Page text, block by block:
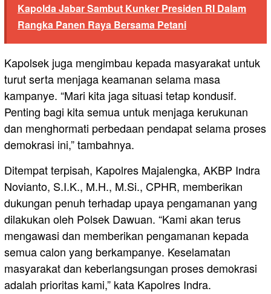
Kapolda Jabar Sambut Kunker Presiden RI Dalam
Rangka Panen Raya Bersama Petani
Kapolsek juga mengimbau kepada masyarakat untuk
turut serta menjaga keamanan selama masa
kampanye. “Mari kita jaga situasi tetap kondusif.
Penting bagi kita semua untuk menjaga kerukunan
dan menghormati perbedaan pendapat selama proses
demokrasi ini,” tambahnya.
Ditempat terpisah, Kapolres Majalengka, AKBP Indra
Novianto, S.I.K., M.H., M.Si., CPHR, memberikan
dukungan penuh terhadap upaya pengamanan yang
dilakukan oleh Polsek Dawuan. “Kami akan terus
mengawasi dan memberikan pengamanan kepada
semua calon yang berkampanye. Keselamatan
masyarakat dan keberlangsungan proses demokrasi
adalah prioritas kami,” kata Kapolres Indra.